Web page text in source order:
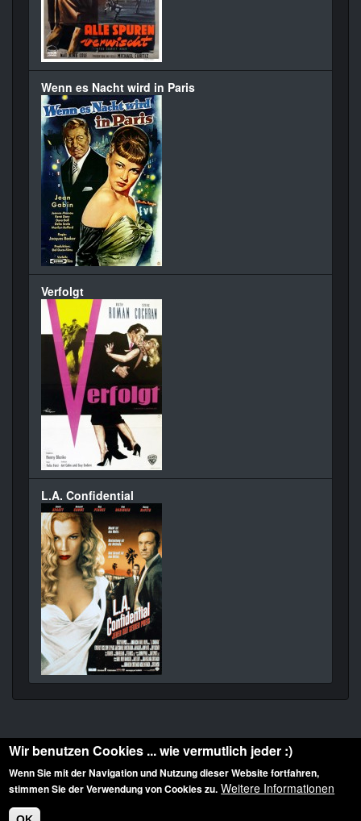
Wenn es Nacht wird in Paris
Verfolgt
L.A. Confidential
Diese Website ist urheberrechtlich geschützt: © 2010-2026 der Film Noir de. Alle
Rechte vorbehalten.
Wir benutzen Cookies ... wie vermutlich jeder :)
Wenn Sie mit der Navigation und Nutzung dieser Website fortfahren,
stimmen Sie der Verwendung von Cookies zu. Weitere Informationen